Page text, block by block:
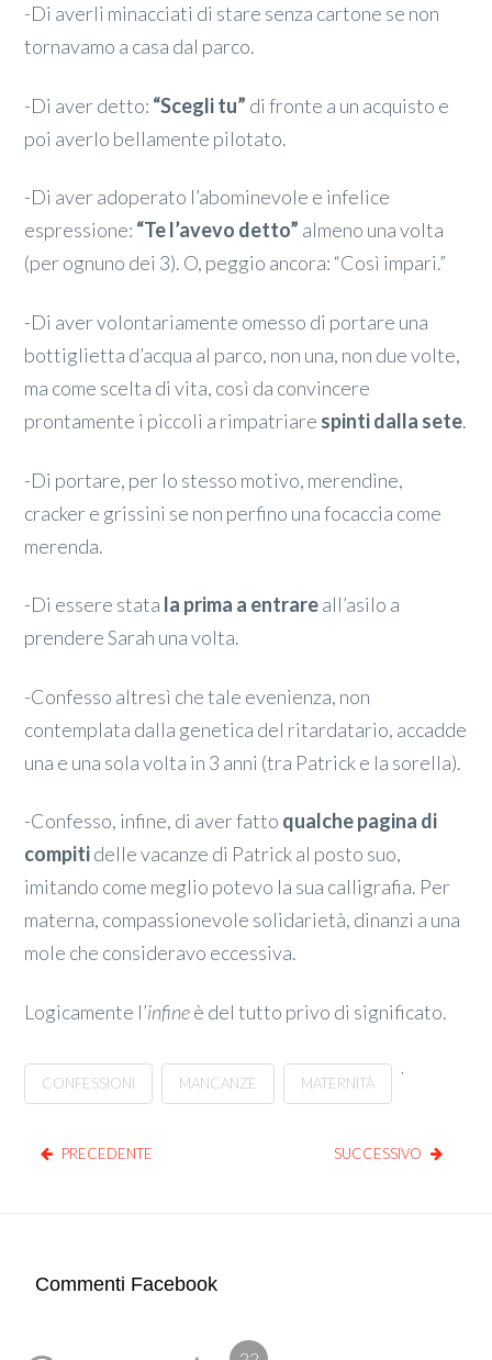
-Di averli minacciati di stare senza cartone se non
tornavamo a casa dal parco.
-Di aver detto: “Scegli tu” di fronte a un acquisto e
poi averlo bellamente pilotato.
-Di aver adoperato l’abominevole e infelice
espressione: “Te l’avevo detto” almeno una volta
(per ognuno dei 3). O, peggio ancora: “Così impari.”
-Di aver volontariamente omesso di portare una
bottiglietta d’acqua al parco, non una, non due volte,
ma come scelta di vita, così da convincere
prontamente i piccoli a rimpatriare spinti dalla sete.
-Di portare, per lo stesso motivo, merendine,
cracker e grissini se non perfino una focaccia come
merenda.
-Di essere stata la prima a entrareall’asilo a
prendere Sarah una volta.
-Confesso altresì che tale evenienza, non
contemplata dalla genetica del ritardatario, accadde
una e una sola volta in 3 anni (tra Patrick e la sorella).
-Confesso, infine, di aver fatto qualche pagina di
compitidelle vacanze di Patrick al posto suo,
imitando come meglio potevo la sua calligrafia. Per
materna, compassionevole solidarietà, dinanzi a una
mole che consideravo eccessiva.
Logicamente l’infineè del tutto privo di significato.
CONFESSIONI MANCANZE MATERNITÀ
PRECEDENTE SUCCESSIVO
Commenti Facebook